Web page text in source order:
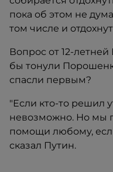
пока об этом не
том числе и
Вопрос от 12-
бы тонули
спасли первым?
"Если кто-то решил
невозможно. Но мы
помощи любому,
сказал Путин.